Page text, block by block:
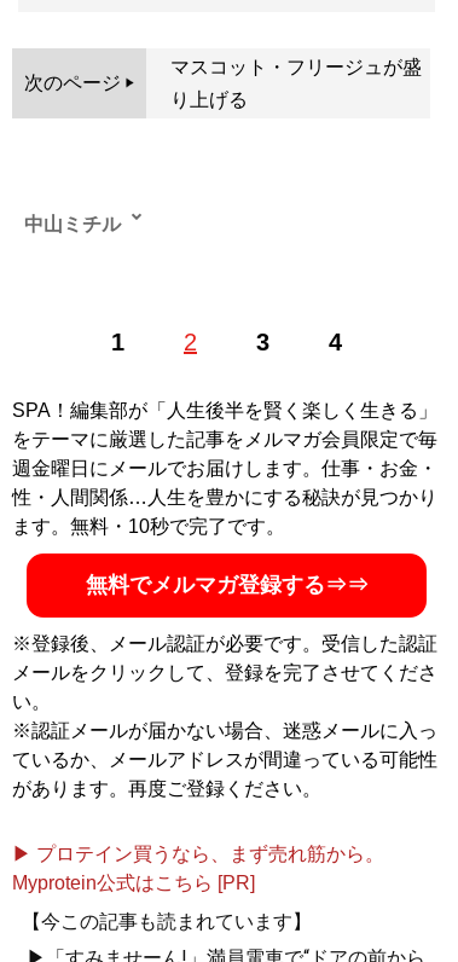
次のページ
マスコット・フリージュが盛
り上げる
1 2 3 4
中山ミチル
以上の現地在住日本人ライターの組織「
海外書き人クラ
記事一覧へ
SPA！編集部が「人生後半を賢く楽しく生きる」
をテーマに厳選した記事をメルマガ会員限定で毎
週金曜日にメールでお届けします。仕事・お金・
性・人間関係…人生を豊かにする秘訣が見つかり
ます。無料・10秒で完了です。
無料でメルマガ登録する⇒⇒
※登録後、メール認証が必要です。受信した認証
メールをクリックして、登録を完了させてくださ
い。
※認証メールが届かない場合、迷惑メールに入っ
ているか、メールアドレスが間違っている可能性
があります。再度ご登録ください。
▶ プロテイン買うなら、まず売れ筋から。
Myprotein公式はこちら [PR]
【今この記事も読まれています】